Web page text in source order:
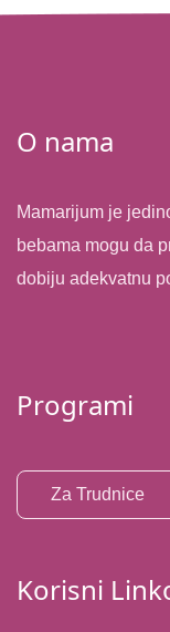
O nama
Mamarijum je
bebama mogu da
dobiju adekvatnu
Programi
Za Trudnice
Korisni